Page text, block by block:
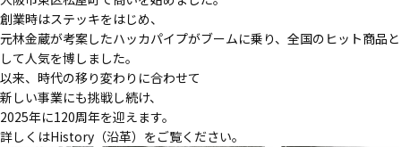
創業時はステッキをはじめ、
元林金蔵が考案したハッカパイプがブームに乗り、全国のヒット商品と
して人気を博しました。
以来、時代の移り変わりに合わせて
新しい事業にも挑戦し続け、
2025年に120周年を迎えます。
詳しくはHistory（沿革）をご覧ください。